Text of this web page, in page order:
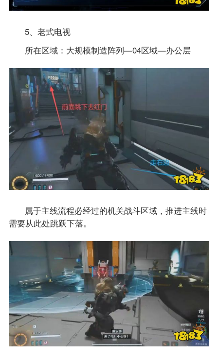
5、老式电视
所在区域：大规模制造阵列—04区域—办公层
属于主线流程必经过的机关战斗区域，推进主线时
需要从此处跳跃下落。